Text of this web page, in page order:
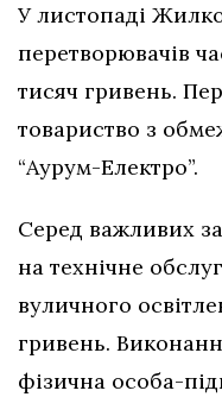
У листопаді
перетворювачів
тисяч гривень.
товариство з
“Аурум-Електро”.
Серед важливих
на технічне
вуличного
гривень.
фізична особа-